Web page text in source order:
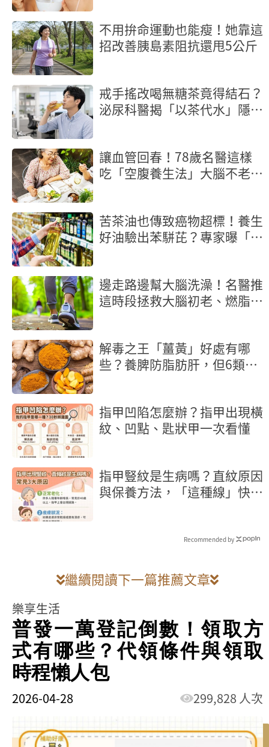
不用拚命運動也能瘦！她靠這
招改善胰島素阻抗還甩5公斤
戒手搖改喝無糖茶竟得結石？
泌尿科醫揭「以茶代水」隱形
讓血管回春！78歲名醫這樣
吃「空腹養生法」大腦不老又
苦茶油也傳致癌物超標！養生
好油驗出苯駢芘？專家曝「製
邊走路邊幫大腦洗澡！名醫推
這時段拯救大腦初老、燃脂又
解毒之王「薑黃」好處有哪
些？養脾防脂肪肝，但6類人
指甲凹陷怎麼辦？指甲出現橫
紋、凹點、匙狀甲一次看懂
指甲豎紋是生病嗎？直紋原因
與保養方法，「這種線」快就
Recommended by
繼續閱讀下一篇推薦文章
樂享生活
普發一萬登記倒數！領取方
式有哪些？代領條件與領取
時程懶人包
2026-04-28 299,828 人次